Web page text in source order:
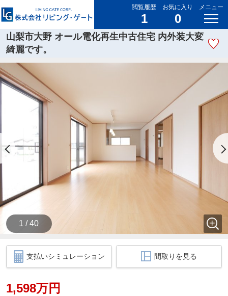
閲覧履歴
1
お気に入り
0
メニュー
山梨市大野 オール電化再生中古住宅 内外装大変
綺麗です。
1 / 40
支払いシミュレーション 間取りを見る
1,598万円